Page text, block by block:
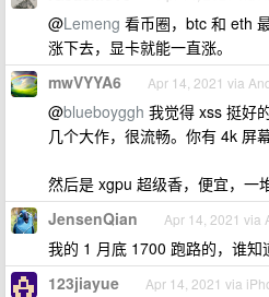
@Lemeng 看币圈，btc 和 eth
涨下去，显卡就能一直涨。
mwVYYA6 Apr 14, 2021 via
@blueboyggh 我觉得 xss 挺好
几个大作，很流畅。你有 4k 屏
然后是 xgpu 超级香，便宜，一
JensenQian Apr 14, 2021 via
我的 1 月底 1700 跑路的，谁知
123jiayue Apr 14, 2021 via